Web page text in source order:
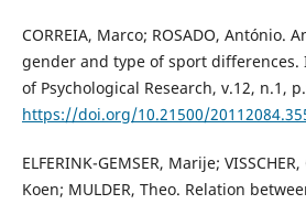
CORREIA, Marco; ROSADO, António.
gender and type of sport differences.
of Psychological Research, v.12, n.1,
https://doi.org/10.21500/
ELFERINK-GEMSER, Marije;
Koen; MULDER, Theo. Relation